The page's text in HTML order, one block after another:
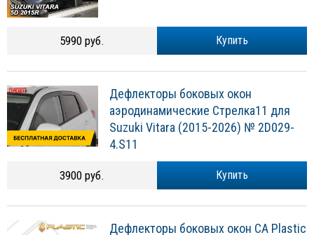
Купить
5990 руб.
Дефлекторы боковых окон
аэродинамические Стрелка11 для
Suzuki Vitara (2015-2026) № 2D029-
4.S11
Купить
3900 руб.
Дефлекторы боковых окон CA Plastic